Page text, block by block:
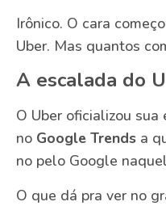
Irônico. O cara
Uber. Mas quantos
A escalada do
O Uber oficializou
no Google Trends a
no pelo Google
O que dá pra ver no